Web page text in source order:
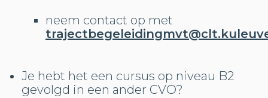
neem contact op met
Je hebt het een cursus op niveau B2
gevolgd in een ander CVO?